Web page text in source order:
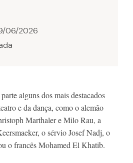
06/2026
alguns dos mais destacados
e da dança, como o alemão
Marthaler e Milo Rau, a
o sérvio Josef Nadj, o
o francês Mohamed El Khatib.